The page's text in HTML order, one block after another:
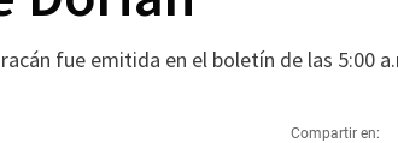
fue emitida en el boletín de las 5:00
Compartir en: